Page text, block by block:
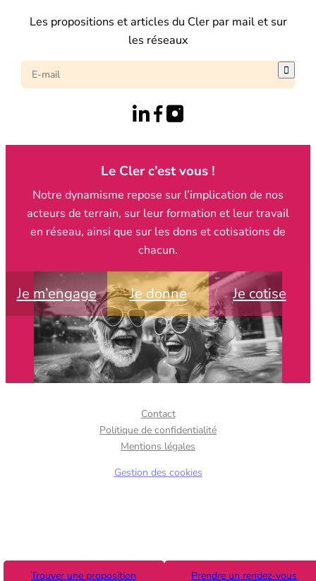
Trouver une proposition Prendre un rendez-vous
Les propositions et articles du Cler par mail et sur
les réseaux

Le Cler c’est vous !
Notre dynamisme repose sur l’implication de nos
acteurs de terrain, sur leur formation et leur travail
en réseau, ainsi que sur les dons et cotisations de
chacun.
Je m’engage Je donne Je cotise
Contact
Politique de confidentialité
Mentions légales
Gestion des cookies